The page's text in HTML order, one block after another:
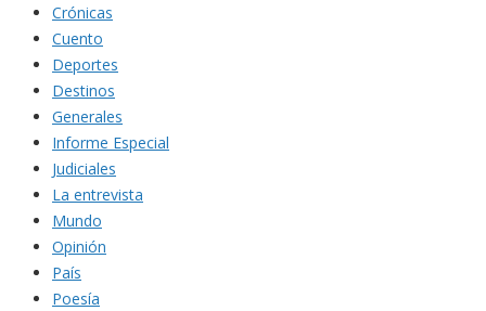
Crónicas
Cuento
Deportes
Destinos
Generales
Informe Especial
Judiciales
La entrevista
Mundo
Opinión
País
Poesía